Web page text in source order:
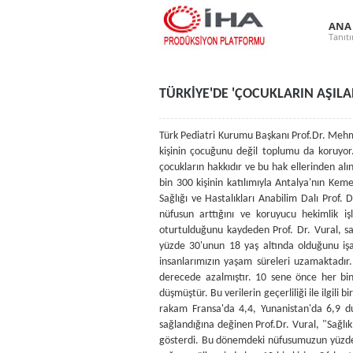
ANA
TÜRKİYE'DE 'ÇOCUKLARIN
Türk Pediatri Kurumu Başkanı Prof.Dr. Mehmet Vural, Türkiye'deki bebeklere yapılan aşıların yargıya taşınması ile ilgili olarak, "Aşıların yapılması gerekiyor, aşılar sadece kişinin çocuğunu değil toplumu da koruyor. Siz aşı ile hastalık riskini azaltırken, etrafa bulaştırmayı da önlüyorsunuz. TPK olarak aşılamanın arkasındayız. Aşılanma çocukların hakkıdır ve bu hak ellerinden alınmamalıdır" dedi. Türk Pediatri Kurumu (TPK) tarafından, 'Çocuk ve Çevre' temasıyla düzenlenen 52. Türk Pediatri Kongresi, bin 300 kişinin katılımıyla Antalya'nın Kemer ilçesi Beldibi Turizm Merkezi'ndeki bir otelde başladı. Türk Pediatri Kurumu Başkanı İ.Ü. Cerrahpaşa Tıp Fakültesi Çocuk Sağlığı ve Hastalıkları Anabilim Dalı Prof. Dr. Mehmet Vural, Türkiye'de 15 senedir sağlıkta bir değişim yaşandığını aktararak, genel sağlık sigortası kapsamına giren nüfusun arttığını ve koruyucu hekimlik işlevlerinin aile hekimlerine yüklendiğini savundu. Sağlık hizmetlerinin bir özel sektör mantığıyla performans sistemine oturtulduğunu kaydeden Prof. Dr. Vural, sağlık endekslerinde yaşlı nüfus artarken, genç nüfusun hala çok yüksek düzeylerde olduğunu belirtti. Türkiye'nin nüfusunun yüzde 30'unun 18 yaş altında olduğunu işaret eden Prof. Dr Vural, "Son verilere göre yaşam beklentisi kadınlarda 79, erkeklerde 72 yaştır. Geçmiş yıllara kıyasla insanlarımızın yaşam süreleri uzamaktadır. Öte yandan süt çocuğu mortalitesi (1 yaş altı ölüm oranları), tüm dünyadaki düşüşlere eş olarak ülkemizde de önemli derecede azalmıştır. 10 sene önce her bin yeni doğan bebekten 32'si 1 yaşını görmeden ölmekteyken, bugün bu oran, Sağlık Bakanlığı'nın verilerine göre 10,8'e düşmüştür. Bu verilerin geçerliliği ile ilgili bir takım tartışmalar da yaşanmaktadır. Dünya Sağlık Örgütü (WHO) bu sayıyı binde 16,5 olarak vermektedir. Avrupa için ise bu rakam Fransa'da 4,4, Yunanistan'da 6,9 dur" diye konuştu. "HER 10 BİN KİŞİYE 26 HASTANE YATAĞI" Son yıllarda sağlık hizmetlerine ulaşımda büyük bir kolaylık sağlandığına değinen Prof.Dr. Vural, "Sağlık Bakanlığı'nın yayınladığı verilere göre son 10 yılda ülkemizdeki hastane sayısı yüzde 10, hastane yatağı sayısı yüzde 25 artış gösterdi. Bu dönemdeki nüfusumuzun yüzde 5 arttığını göz önüne alırsak, göreceli olarak yataklı sağlık hizmetlerinde sayısal bir düzelme sağlandı. Tüm bu ilerlemelere rağmen ülkemizde her 10 bin kişiye 26 hastane yatağı düşerken Avrupa'da bu rakam 53'tür. Yani hastane hizmetleri açısından hala Avrupa'nın gerisindeyiz" ifadelerine yer verdi. "ÜLKEMİZDE ÇOK